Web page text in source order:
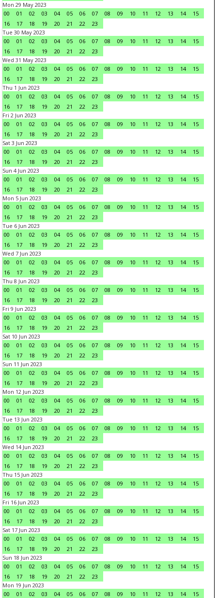
Mon 29 May 2023
00
01 02 03 04 05 06 07 08 09 10 11 12 13 14
15
16
17 18 19 20 21 22
23
Tue 30 May 2023
00
01 02 03 04 05 06 07 08 09 10 11 12 13 14
15
16
17 18 19 20 21 22
23
Wed 31 May 2023
00
01 02 03 04 05 06 07 08 09 10 11 12 13 14
15
16
17 18 19 20 21 22
23
Thu 1 Jun 2023
00
01 02 03 04 05 06 07 08 09 10 11 12 13 14
15
16
17 18 19 20 21 22
23
Fri 2 Jun 2023
00
01 02 03 04 05 06 07 08 09 10 11 12 13 14
15
16
17 18 19 20 21 22
23
Sat 3 Jun 2023
00
01 02 03 04 05 06 07 08 09 10 11 12 13 14
15
16
17 18 19 20 21 22
23
Sun 4 Jun 2023
00
01 02 03 04 05 06 07 08 09 10 11 12 13 14
15
16
17 18 19 20 21 22
23
Mon 5 Jun 2023
00
01 02 03 04 05 06 07 08 09 10 11 12 13 14
15
16
17 18 19 20 21 22
23
Tue 6 Jun 2023
00
01 02 03 04 05 06 07 08 09 10 11 12 13 14
15
16
17 18 19 20 21 22
23
Wed 7 Jun 2023
00
01 02 03 04 05 06 07 08 09 10 11 12 13 14
15
16
17 18 19 20 21 22
23
Thu 8 Jun 2023
00
01 02 03 04 05 06 07 08 09 10 11 12 13 14
15
16
17 18 19 20 21 22
23
Fri 9 Jun 2023
00
01 02 03 04 05 06 07 08 09 10 11 12 13 14
15
16
17 18 19 20 21 22
23
Sat 10 Jun 2023
00
01 02 03 04 05 06 07 08 09 10 11 12 13 14
15
16
17 18 19 20 21 22
23
Sun 11 Jun 2023
00
01 02 03 04 05 06 07 08 09 10 11 12 13 14
15
16
17 18 19 20 21 22
23
Mon 12 Jun 2023
00
01 02 03 04 05 06 07 08 09 10 11 12 13 14
15
16
17 18 19 20 21 22
23
Tue 13 Jun 2023
00
01 02 03 04 05 06 07 08 09 10 11 12 13 14
15
16
17 18 19 20 21 22
23
Wed 14 Jun 2023
00
01 02 03 04 05 06 07 08 09 10 11 12 13 14
15
16
17 18 19 20 21 22
23
Thu 15 Jun 2023
00
01 02 03 04 05 06 07 08 09 10 11 12 13 14
15
16
17 18 19 20 21 22
23
Fri 16 Jun 2023
00
01 02 03 04 05 06 07 08 09 10 11 12 13 14
15
16
17 18 19 20 21 22
23
Sat 17 Jun 2023
00
01 02 03 04 05 06 07 08 09 10 11 12 13 14
15
16
17 18 19 20 21 22
23
Sun 18 Jun 2023
00
01 02 03 04 05 06 07 08 09 10 11 12 13 14
15
16
17 18 19 20 21 22
23
Mon 19 Jun 2023
00
01 02 03 04 05 06 07 08 09 10 11 12 13 14
15